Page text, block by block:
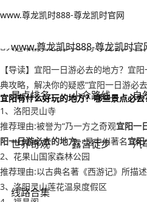
www.尊龙凯时888-尊龙凯时官网
www.尊龙凯时888-尊龙凯时官
景点排名 小众路线 自
世界奇观 露营徒步 汽
线路合集
www.尊龙凯时888-尊龙凯时官网
宜阳一日游必去的地方？宜阳一日游
人之常情 2022年09月18日 20:48
【导读】宜阳一日游必去的地方？宜
典攻略，解决你的疑惑“宜阳一日游必
宜阳有什么好玩的地方？哪些景点必去
1、洛阳灵山寺
推荐理由:被誉为“乃一方之奇观宜阳一
阳一日游必去的地方，是中州著名宜
2、花果山国家森林公园
推荐理由:以古典名著《西游记》所描
3、洛阳灵山莲花温泉度假区